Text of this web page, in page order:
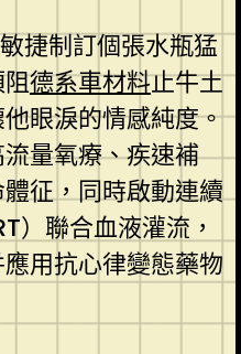
捷制訂個張水瓶猛
德系車材料止牛土
眼淚的情感純度。
量氧療、疾速補
征，同時啟動連續
）聯合血液灌流，
用抗心律變態藥物